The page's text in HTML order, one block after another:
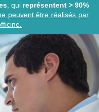
, qui représentent > 90%
peuvent être réalisés par